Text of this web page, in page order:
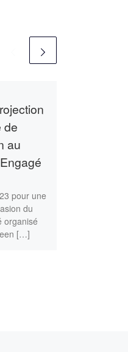
de
au
pour une
du
organisé
[…]